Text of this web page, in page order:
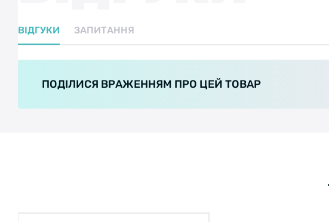
ВІДГУКИ ЗАПИТАННЯ
ПОДІЛИСЯ ВРАЖЕННЯМ ПРО ЦЕЙ ТОВАР